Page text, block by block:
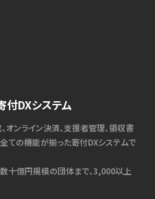
付DXシステム
オンライン決済、支援者管理、領収書
ての機能が揃った寄付DXシステムで
十億円規模の団体まで、3,000以上